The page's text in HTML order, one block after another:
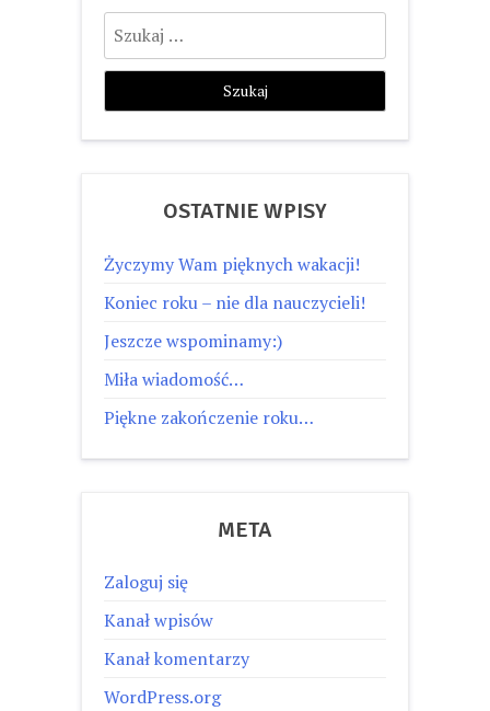
Szukaj:
OSTATNIE WPISY
Życzymy Wam pięknych wakacji!
Koniec roku – nie dla nauczycieli!
Jeszcze wspominamy:)
Miła wiadomość…
Piękne zakończenie roku…
META
Zaloguj się
Kanał wpisów
Kanał komentarzy
WordPress.org